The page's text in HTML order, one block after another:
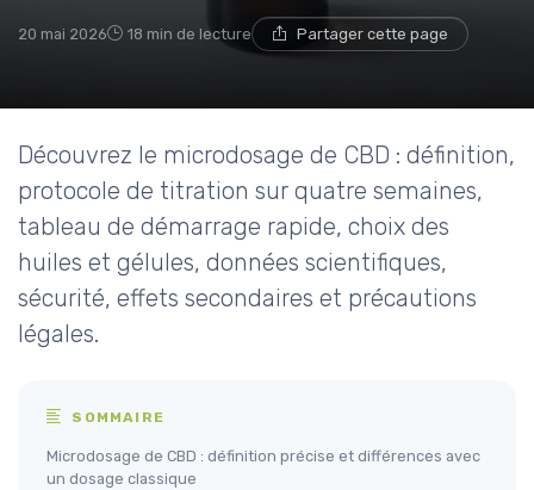
20 mai 2026 18 min de lecture Partager cette page
Découvrez le microdosage de CBD : définition,
protocole de titration sur quatre semaines,
tableau de démarrage rapide, choix des
huiles et gélules, données scientifiques,
sécurité, effets secondaires et précautions
légales.
SOMMAIRE
Microdosage de CBD : définition précise et différences avec
un dosage classique